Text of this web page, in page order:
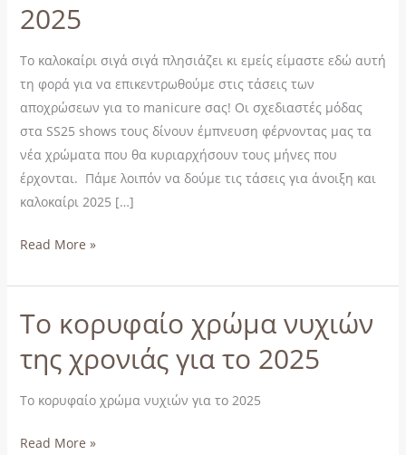
2025
Το καλοκαίρι σιγά σιγά πλησιάζει κι εμείς είμαστε εδώ αυτή
τη φορά για να επικεντρωθούμε στις τάσεις των
αποχρώσεων για το manicure σας! Οι σχεδιαστές μόδας
στα SS25 shows τους δίνουν έμπνευση φέρνοντας μας τα
νέα χρώματα που θα κυριαρχήσουν τους μήνες που
έρχονται. Πάμε λοιπόν να δούμε τις τάσεις για άνοιξη και
καλοκαίρι 2025 […]
για
την
άνοιξη
και
το
καλοκαίρι
του
2025
Read More »
Το κορυφαίο χρώμα νυχιών
της χρονιάς για το 2025
Το κορυφαίο χρώμα νυχιών για το 2025
Το
χρώμα
της
χρονιάς
Read More »